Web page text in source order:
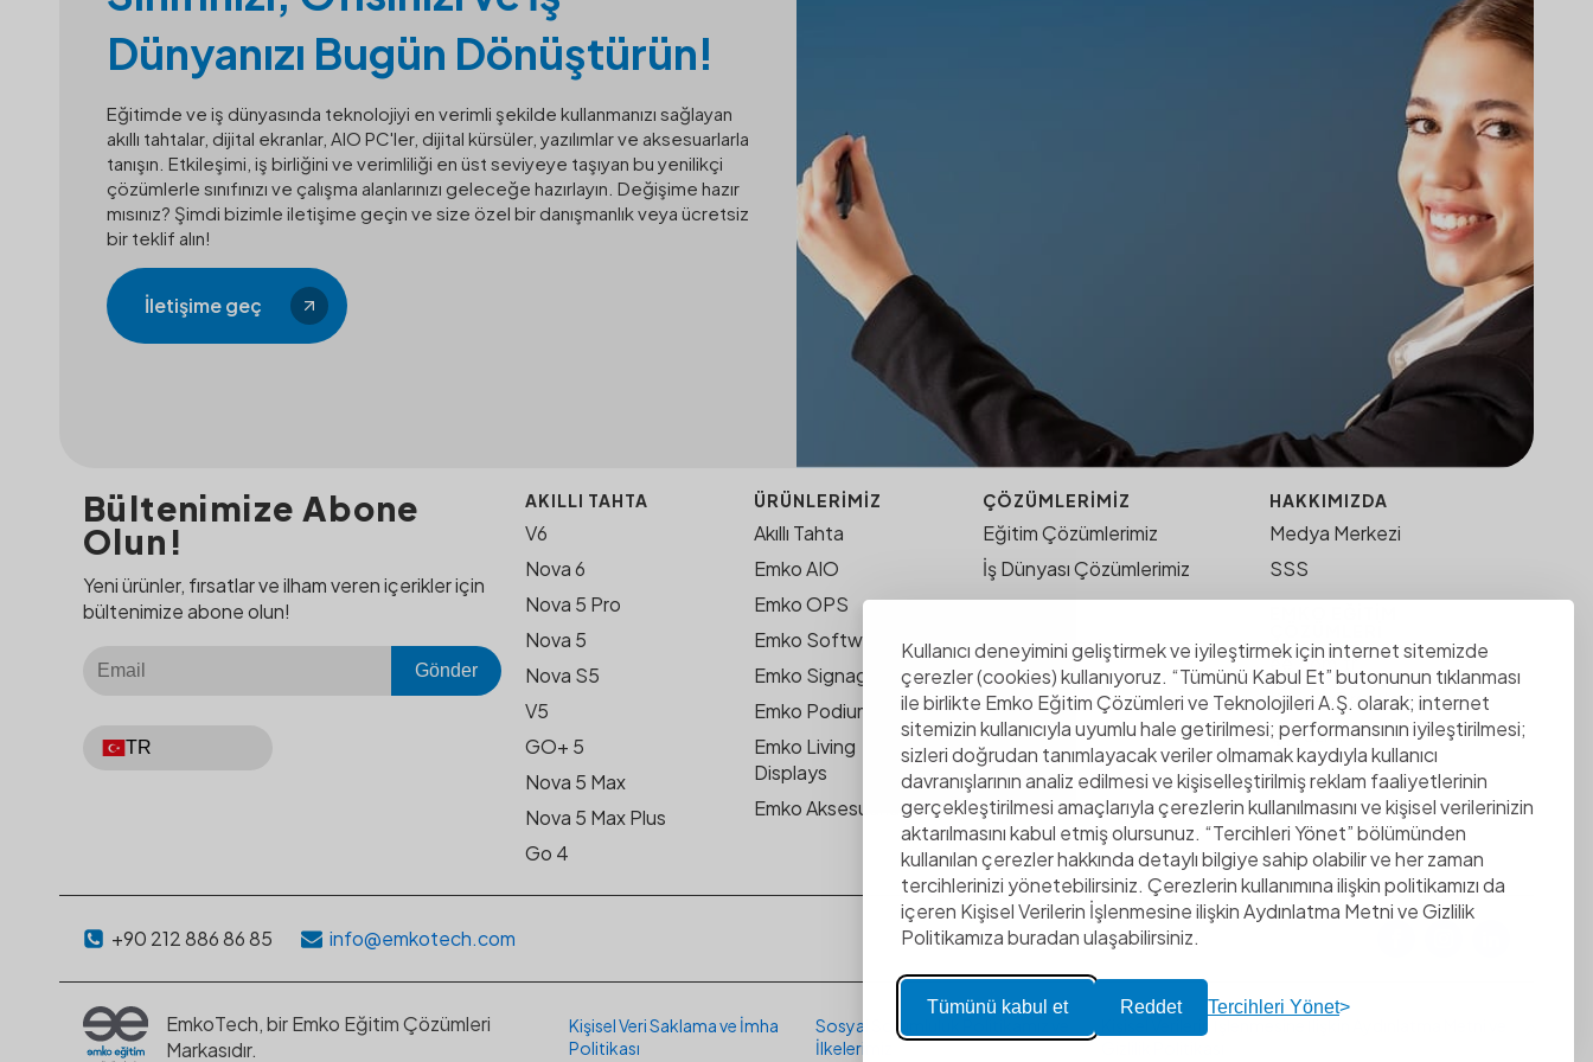
Kullanıcı deneyimini geliştirmek ve iyileştirmek için internet sitemizde
çerezler (cookies) kullanıyoruz. “Tümünü Kabul Et” butonunun tıklanması
ile birlikte Emko Eğitim Çözümleri ve Teknolojileri A.Ş. olarak; internet
sitemizin kullanıcıyla uyumlu hale getirilmesi; performansının iyileştirilmesi;
sizleri doğrudan tanımlayacak veriler olmamak kaydıyla kullanıcı
davranışlarının analiz edilmesi ve kişiselleştirilmiş reklam faaliyetlerinin
gerçekleştirilmesi amaçlarıyla çerezlerin kullanılmasını ve kişisel verilerinizin
aktarılmasını kabul etmiş olursunuz. “Tercihleri Yönet” bölümünden
kullanılan çerezler hakkında detaylı bilgiye sahip olabilir ve her zaman
tercihlerinizi yönetebilirsiniz. Çerezlerin kullanımına ilişkin politikamızı da
içeren Kişisel Verilerin İşlenmesine ilişkin Aydınlatma Metni ve Gizlilik
Politikamıza buradan ulaşabilirsiniz.
Tümünü kabul et Reddet Tercihleri Yönet
Dünyanızı Bugün Dönüştürün!
Eğitimde ve iş dünyasında teknolojiyi en verimli şekilde kullanmanızı sağlayan
akıllı tahtalar, dijital ekranlar, AIO PC'ler, dijital kürsüler, yazılımlar ve aksesuarlarla
tanışın. Etkileşimi, iş birliğini ve verimliliği en üst seviyeye taşıyan bu yenilikçi
çözümlerle sınıfınızı ve çalışma alanlarınızı geleceğe hazırlayın. Değişime hazır
mısınız? Şimdi bizimle iletişime geçin ve size özel bir danışmanlık veya ücretsiz
bir teklif alın!
İletişime geç
Bültenimize Abone
Olun!
Yeni ürünler, fırsatlar ve ilham veren içerikler için
bültenimize abone olun!
Gönder
TR
AKILLI TAHTA
V6
Nova 6
Nova 5 Pro
Nova 5
Nova S5
V5
GO+ 5
Nova 5 Max
Nova 5 Max Plus
Go 4
ÜRÜNLERIMIZ
Akıllı Tahta
Emko AIO
Emko OPS
Emko Software
Emko Signage
Emko Podium
Emko Living
Displays
Emko Aksesuarlar
ÇÖZÜMLERIMIZ
Eğitim Çözümlerimiz
İş Dünyası Çözümlerimiz
Teknik Destek
Satış Destek
HAKKIMIZDA
Medya Merkezi
SSS
ee.com.tr
Kariyer Fırsatları
Çerezler
+90 212 886 86 85 info@emkotech.com
EmkoTech, bir Emko Eğitim Çözümleri
Markasıdır.
Kişisel Veri Saklama ve İmha
Politikası
Sosyal Sorumluluk Politikamız ve
İlkelerimiz